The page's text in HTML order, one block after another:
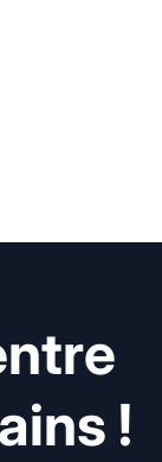
!